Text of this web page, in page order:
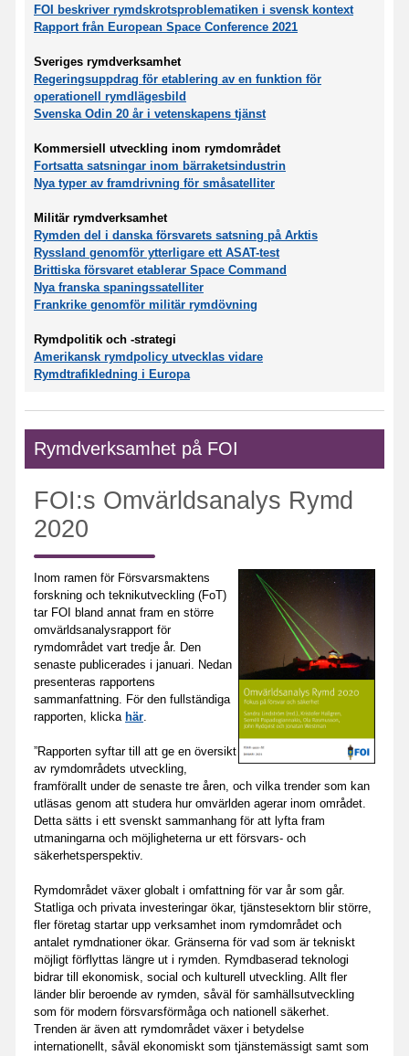
FOI beskriver rymdskrotsproblematiken i svensk kontext
Rapport från European Space Conference 2021
Sveriges rymdverksamhet
Regeringsuppdrag för etablering av en funktion för
operationell rymdlägesbild
Svenska Odin 20 år i vetenskapens tjänst
Kommersiell utveckling inom rymdområdet
Fortsatta satsningar inom bärraketsindustrin
Nya typer av framdrivning för småsatelliter
Militär rymdverksamhet
Rymden del i danska försvarets satsning på Arktis
Ryssland genomför ytterligare ett ASAT-test
Brittiska försvaret etablerar Space Command
Nya franska spaningssatelliter
Frankrike genomför militär rymdövning
Rymdpolitik och -strategi
Amerikansk rymdpolicy utvecklas vidare
Rymdtrafikledning i Europa
Rymdverksamhet på FOI
FOI:s Omvärldsanalys Rymd
2020
Inom ramen för Försvarsmaktens
forskning och teknikutveckling (FoT)
tar FOI bland annat fram en större
omvärldsanalysrapport för
rymdområdet vart tredje år. Den
senaste publicerades i januari. Nedan
presenteras rapportens
sammanfattning. För den fullständiga
rapporten, klicka här.
”Rapporten syftar till att ge en översikt
av rymdområdets utveckling,
framförallt under de senaste tre åren, och vilka trender som kan
utläsas genom att studera hur omvärlden agerar inom området.
Detta sätts i ett svenskt sammanhang för att lyfta fram
utmaningarna och möjligheterna ur ett försvars- och
säkerhetsperspektiv.
Rymdområdet växer globalt i omfattning för var år som går.
Statliga och privata investeringar ökar, tjänstesektorn blir större,
fler företag startar upp verksamhet inom rymdområdet och
antalet rymdnationer ökar. Gränserna för vad som är tekniskt
möjligt förflyttas längre ut i rymden. Rymdbaserad teknologi
bidrar till ekonomisk, social och kulturell utveckling. Allt fler
länder blir beroende av rymden, såväl för samhällsutveckling
som för modern försvarsförmåga och nationell säkerhet.
Trenden är även att rymdområdet växer i betydelse
internationellt, såväl ekonomiskt som tjänstemässigt samt som